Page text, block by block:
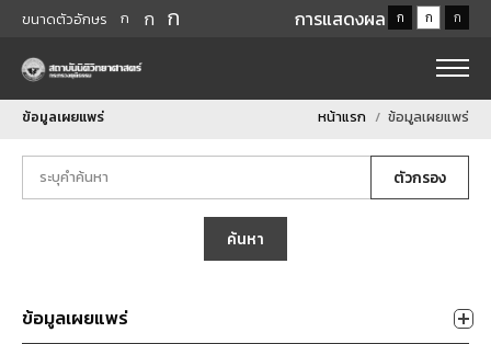
ขนาดตัวอักษร ก ก ก การแสดงผล ก ก ก
ข้อมูลเผยแพร่ หน้าแรก ข้อมูลเผยแพร่
ตัวกรอง
ค้นหา
ข้อมูลเผยแพร่